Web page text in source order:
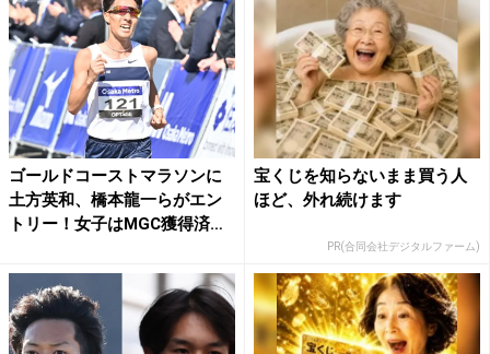
ゴールドコーストマラソンに
土方英和、橋本龍一らがエン
トリー！女子はMGC獲得済
宝くじを知らないまま買う人
ほど、外れ続けます
PR(合同会社デジタルファーム)